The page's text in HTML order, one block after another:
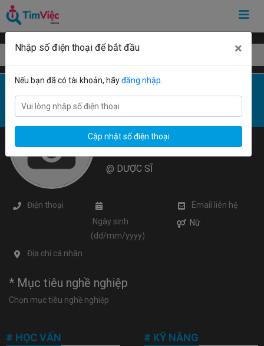
Mẫu CV Trình Dược Viên
@ DƯỢC SĨ
  
Nữ
* Mục tiêu nghề nghiệp
# HỌC VẤN # KỸ NĂNG
Nhập số điện thoại để bắt đầu ×
Nếu bạn đã có tài khoản, hãyđăng nhập
Cập nhật số điện thoại